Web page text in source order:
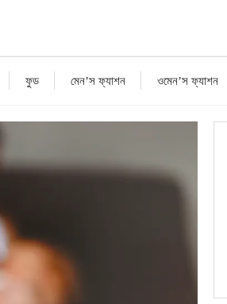
ফুড মেন’স ফ্যাশন ওমেন’স ফ্যাশন